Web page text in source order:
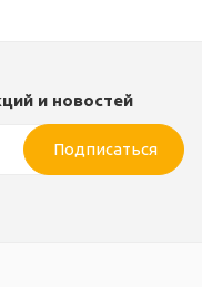
и новостей
Подписаться